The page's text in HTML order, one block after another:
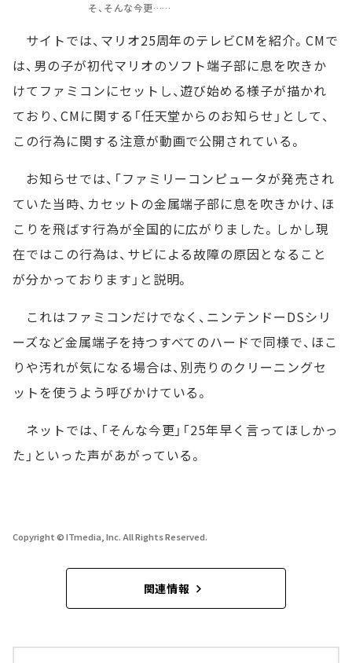
そ、そんな今更……
サイトでは、マリオ25周年のテレビCMを紹介。CMで
は、男の子が初代マリオのソフト端子部に息を吹きか
けてファミコンにセットし、遊び始める様子が描かれ
ており、CMに関する「任天堂からのお知らせ」として、
この行為に関する注意が動画で公開されている。
お知らせでは、「ファミリーコンピュータが発売され
ていた当時、カセットの金属端子部に息を吹きかけ、ほ
こりを飛ばす行為が全国的に広がりました。しかし現
在ではこの行為は、サビによる故障の原因となること
が分かっております」と説明。
これはファミコンだけでなく、ニンテンドーDSシリ
ーズなど金属端子を持つすべてのハードで同様で、ほこ
りや汚れが気になる場合は、別売りのクリーニングセ
ットを使うよう呼びかけている。
ネットでは、「そんな今更」「25年早く言ってほしかっ
た」といった声があがっている。
Copyright © ITmedia, Inc. All Rights Reserved.
関連情報